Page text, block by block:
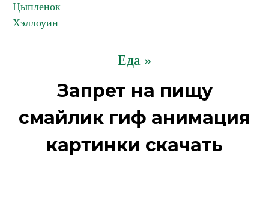
Цыпленок
Хэллоуин
Еда »
Запрет на пищу
смайлик гиф анимация
картинки скачать